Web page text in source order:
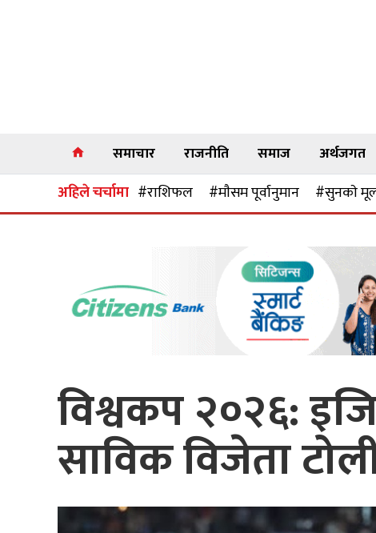
समाचार राजनीति समाज अर्थजगत
अहिले चर्चामा #राशिफल #माैसम पूर्वानुमान #सुनकाे
विश्वकप २०२६:
साविक विजेता